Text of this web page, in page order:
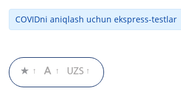
COVIDni aniqlash uchun ekspress-testlar